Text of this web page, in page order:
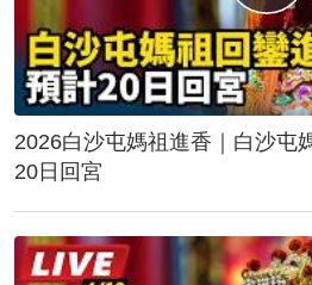
2026白沙屯媽祖進香｜白沙屯
20日回宮